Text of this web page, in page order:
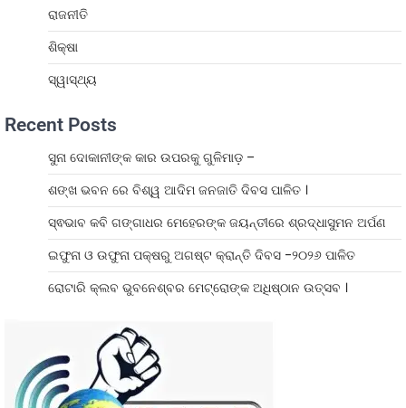
ରାଜନୀତି
ଶିକ୍ଷା
ସ୍ୱାସ୍ଥ୍ୟ
Recent Posts
ସୁନା ଦୋକାନୀଙ୍କ କାର ଉପରକୁ ଗୁଳିମାଡ଼ –
ଶଙ୍ଖ ଭବନ ରେ ବିଶ୍ୱ ଆଦିମ ଜନଜାତି ଦିବସ ପାଳିତ ।
ସ୍ଵଭାବ କବି ଗଙ୍ଗାଧର ମେହେରଙ୍କ ଜୟନ୍ତୀରେ ଶ୍ରଦ୍ଧାସୁମନ ଅର୍ପଣ
ଇଫୁନା ଓ ଉଫୁନା ପକ୍ଷରୁ ଅଗଷ୍ଟ କ୍ରାନ୍ତି ଦିବସ -୨୦୨୬ ପାଳିତ
ରୋଟାରି କ୍ଲବ ଭୁବନେଶ୍ବର ମେଟ୍ରୋଙ୍କ ଅଧିଷ୍ଠାନ ଉତ୍ସବ ।